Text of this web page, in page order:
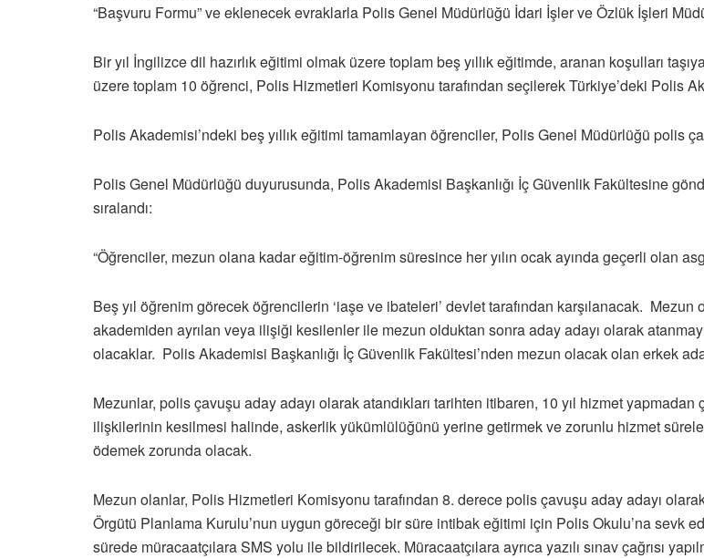
“Başvuru Formu” ve eklenecek evraklarla Polis Genel Müdürlüğü İdari İşler ve Özlük İşleri
Bir yıl İngilizce dil hazırlık eğitimi olmak üzere toplam beş yıllık eğitimde, aranan koşulları
üzere toplam 10 öğrenci, Polis Hizmetleri Komisyonu tarafından seçilerek Türkiye’deki Polis
Polis Akademisi’ndeki beş yıllık eğitimi tamamlayan öğrenciler, Polis Genel Müdürlüğü polis
Polis Genel Müdürlüğü duyurusunda, Polis Akademisi Başkanlığı İç Güvenlik Fakültesine
sıralandı:
“Öğrenciler, mezun olana kadar eğitim-öğrenim süresince her yılın ocak ayında geçerli olan
Beş yıl öğrenim görecek öğrencilerin ‘iaşe ve ibateleri’ devlet tarafından karşılanacak.
akademiden ayrılan veya ilişiği kesilenler ile mezun olduktan sonra aday adayı olarak
olacaklar. Polis Akademisi Başkanlığı İç Güvenlik Fakültesi’nden mezun olacak olan erkek
Mezunlar, polis çavuşu aday adayı olarak atandıkları tarihten itibaren, 10 yıl hizmet
ilişkilerinin kesilmesi halinde, askerlik yükümlülüğünü yerine getirmek ve zorunlu hizmet
ödemek zorunda olacak.
Mezun olanlar, Polis Hizmetleri Komisyonu tarafından 8. derece polis çavuşu aday adayı
Örgütü Planlama Kurulu’nun uygun göreceği bir süre intibak eğitimi için Polis Okulu’na sevk
sürede müracaatçılara SMS yolu ile bildirilecek. Müracaatçılara ayrıca yazılı sınav çağrısı